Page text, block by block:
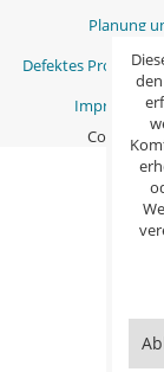
Planung
Defektes Produkt /
Impressum
Copyright